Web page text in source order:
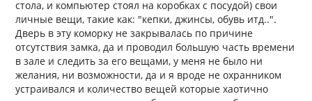
стола, и компьютер стоял на коробках с посудой) свои
личные вещи, такие как: "кепки, джинсы, обувь итд..".
Дверь в эту коморку не закрывалась по причине
отсутствия замка, да и проводил большую часть времени
в зале и следить за его вещами, у меня не было ни
желания, ни возможности, да и я вроде не охранником
устраивался и количество вещей которые хаотично